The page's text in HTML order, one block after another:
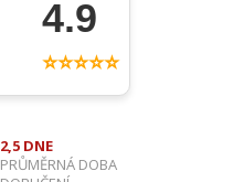
4.9
⭐⭐⭐⭐⭐
2,5 DNE
PRŮMĚRNÁ DOBA